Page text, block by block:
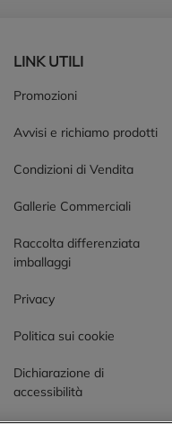
LINK UTILI
Promozioni
Avvisi e richiamo prodotti
Condizioni di Vendita
Gallerie Commerciali
Raccolta differenziata
imballaggi
Privacy
Politica sui cookie
Dichiarazione di
accessibilità